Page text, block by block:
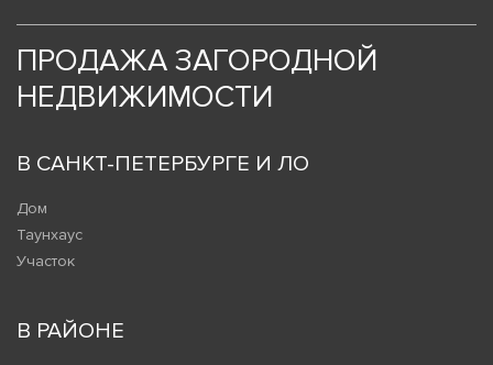
ПРОДАЖА ЗАГОРОДНОЙ
НЕДВИЖИМОСТИ
В САНКТ-ПЕТЕРБУРГЕ И ЛО
Дом
Таунхаус
Участок
В РАЙОНЕ